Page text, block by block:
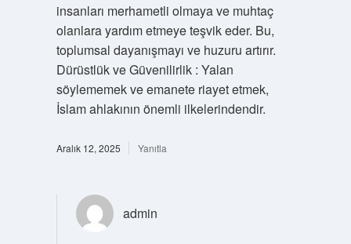
insanları merhametli olmaya ve muhtaç
olanlara yardım etmeye teşvik eder. Bu,
toplumsal dayanışmayı ve huzuru artırır.
Dürüstlük ve Güvenilirlik : Yalan
söylememek ve emanete riayet etmek,
İslam ahlakının önemli ilkelerindendir.
Aralık 12, 2025 Yanıtla
admin